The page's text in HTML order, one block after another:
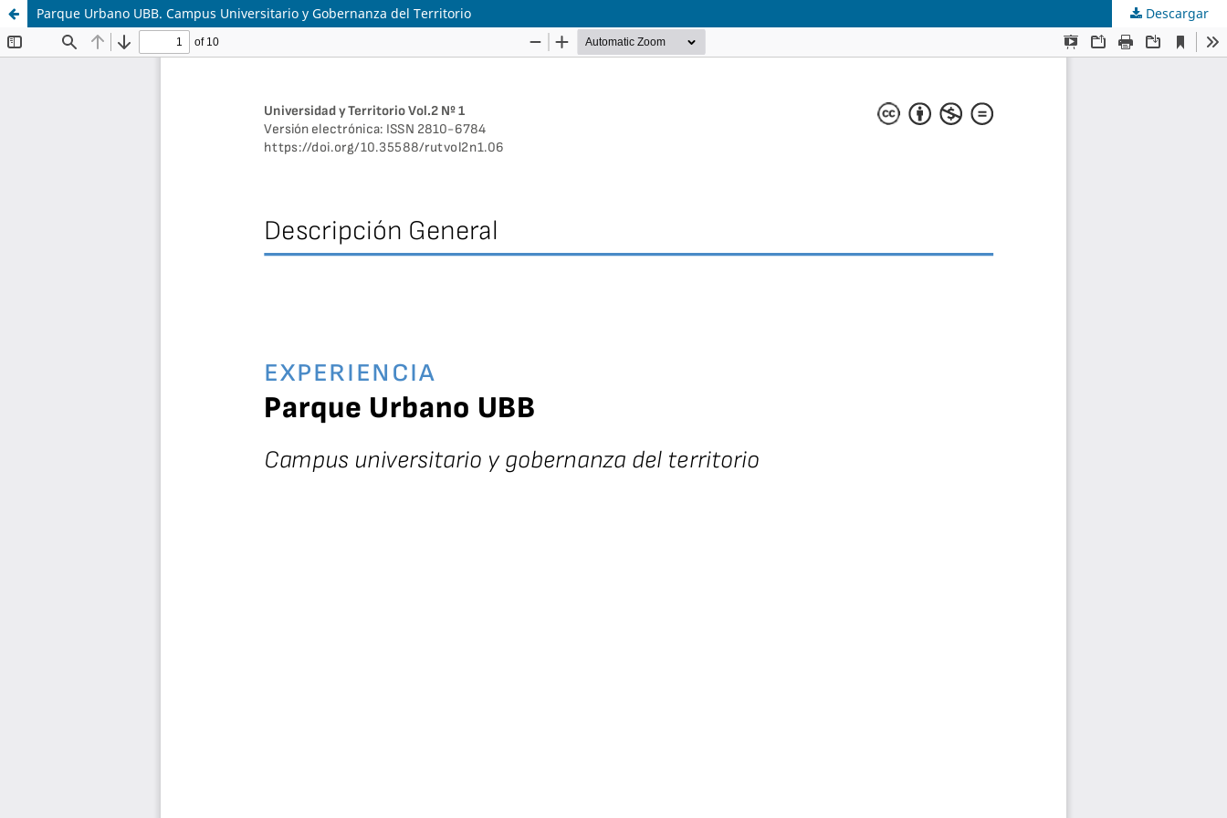
Parque Urbano UBB. Campus Universitario y Gobernanza del Territorio Descargar